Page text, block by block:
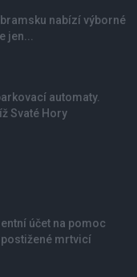
nabízí výborné
jen...
automaty.
Svaté Hory
účet na pomoc
mrtvicí